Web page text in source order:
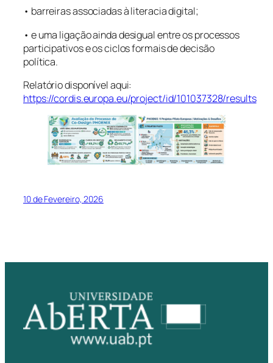
• barreiras associadas à literacia digital;
• e uma ligação ainda desigual entre os processos
participativos e os ciclos formais de decisão
política.
Relatório disponível aqui:
https://cordis.europa.eu/project/id/101037328/results
10 de Fevereiro, 2026